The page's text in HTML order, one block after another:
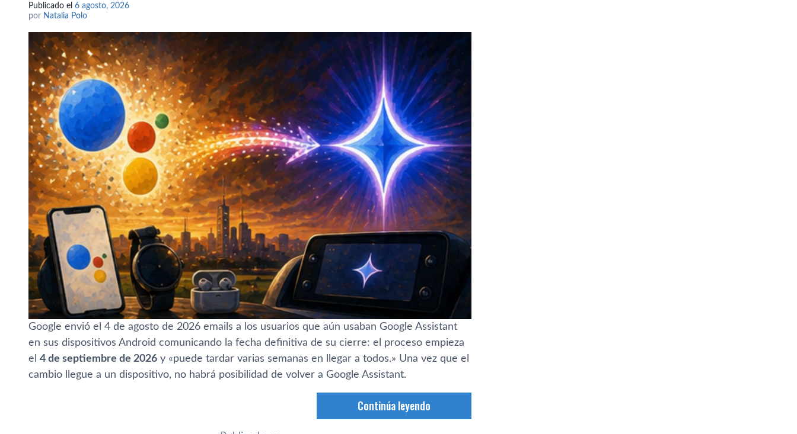
Publicado el 6 agosto, 2026
por Natalia Polo
Google envió el 4 de agosto de 2026 emails a los usuarios que aún usaban Google Assistant
en sus dispositivos Android comunicando la fecha definitiva de su cierre: el proceso empieza
el 4 de septiembre de 2026 y «puede tardar varias semanas en llegar a todos.» Una vez que el
cambio llegue a un dispositivo, no habrá posibilidad de volver a Google Assistant.
Continúa leyendo